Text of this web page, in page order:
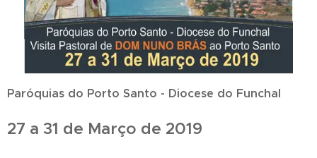
Paróquias do Porto Santo - Diocese do Funchal
27 a 31 de Março de 2019